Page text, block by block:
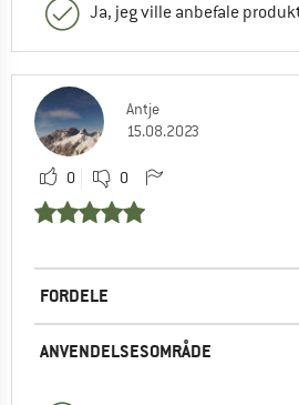
Ja, jeg ville anbefale
Antje
15.08.2023
0 0
FORDELE
ANVENDELSESOMRÅDE